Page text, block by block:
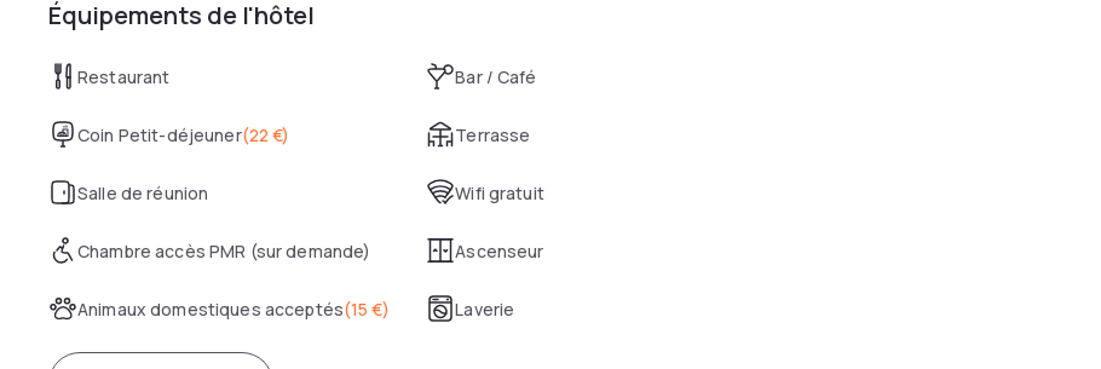
Équipements de l'hôtel
Restaurant Bar / Café
Coin Petit-déjeuner(22 €) Terrasse
Salle de réunion Wifi gratuit
Chambre accès PMR (sur demande) Ascenseur
Animaux domestiques acceptés(15 €) Laverie